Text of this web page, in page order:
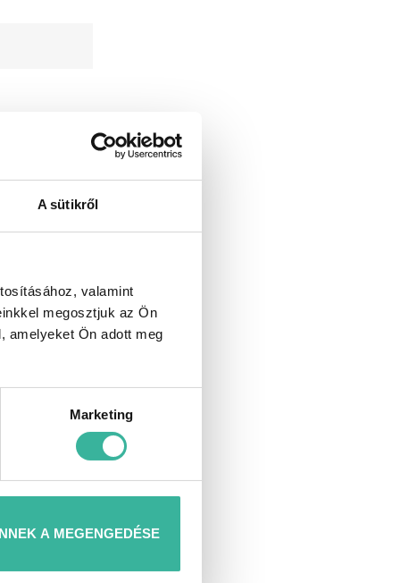
A sütikről
valamint
megosztjuk az Ön
amelyeket Ön adott meg
Marketing
A MEGENGEDÉSE